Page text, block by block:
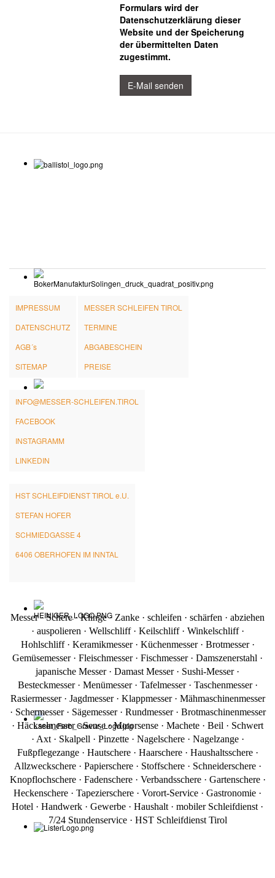
Formulars wird der
Datenschutzerklärung dieser
Website und der Speicherung
der übermittelten Daten
zugestimmt.
E-Mail senden
IMPRESSUM
DATENSCHUTZ
AGB´s
SITEMAP
MESSER SCHLEIFEN TIROL
TERMINE
ABGABESCHEIN
PREISE
INFO@MESSER-SCHLEIFEN.TIROL
FACEBOOK
INSTAGRAMM
LINKEDIN
HST SCHLEIFDIENST TIROL e.U.
STEFAN HOFER
SCHMIEDGASSE 4
6406 OBERHOFEN IM INNTAL
Messer · Schere · Klinge · Zanke · schleifen · schärfen · abziehen
· auspolieren · Wellschliff · Keilschliff · Winkelschliff ·
Hohlschliff · Keramikmesser · Küchenmesser · Brotmesser ·
Gemüsemesser · Fleischmesser · Fischmesser · Damszenerstahl ·
japanische Messer · Damast Messer · Sushi-Messer ·
Besteckmesser · Menümesser · Tafelmesser · Taschenmesser ·
Rasiermesser · Jagdmesser · Klappmesser · Mähmaschinenmesser
· Schermesser · Sägemesser · Rundmesser · Brotmaschinenmesser
· Häckselmesser · Sense · Motorsense · Machete · Beil · Schwert
· Axt · Skalpell · Pinzette · Nagelschere · Nagelzange ·
Fußpflegezange · Hautschere · Haarschere · Haushaltsschere ·
Allzweckschere · Papierschere · Stoffschere · Schneiderschere ·
Knopflochschere · Fadenschere · Verbandsschere · Gartenschere ·
Heckenschere · Tapezierschere · Vorort-Service · Gastronomie ·
Hotel · Handwerk · Gewerbe · Haushalt · mobiler Schleifdienst ·
7/24 Stundenservice · HST Schleifdienst Tirol